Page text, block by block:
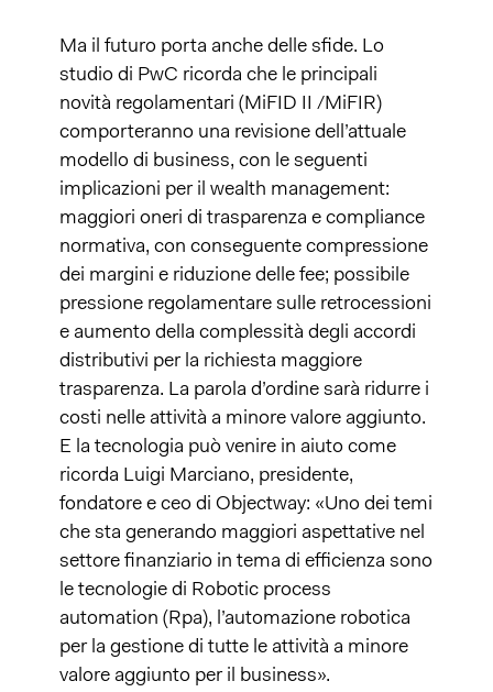
Ma il futuro porta anche delle sfide. Lo
studio di PwC ricorda che le principali
novità regolamentari (MiFID II /MiFIR)
comporteranno una revisione dell’attuale
modello di business, con le seguenti
implicazioni per il wealth management:
maggiori oneri di trasparenza e compliance
normativa, con conseguente compressione
dei margini e riduzione delle fee; possibile
pressione regolamentare sulle retrocessioni
e aumento della complessità degli accordi
distributivi per la richiesta maggiore
trasparenza. La parola d’ordine sarà ridurre i
costi nelle attività a minore valore aggiunto.
E la tecnologia può venire in aiuto come
ricorda Luigi Marciano, presidente,
fondatore e ceo di Objectway: «Uno dei temi
che sta generando maggiori aspettative nel
settore finanziario in tema di efficienza sono
le tecnologie di Robotic process
automation (Rpa), l’automazione robotica
per la gestione di tutte le attività a minore
valore aggiunto per il business».